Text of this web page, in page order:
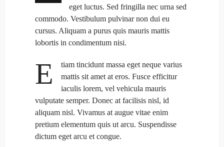
eget luctus. Sed fringilla nec urna sed
commodo. Vestibulum pulvinar non dui eu
cursus. Aliquam a purus quis mauris mattis
lobortis in condimentum nisi.
E
tiam tincidunt massa eget neque varius
mattis sit amet at eros. Fusce efficitur
iaculis lorem, vel vehicula mauris
vulputate semper. Donec at facilisis nisl, id
aliquam nisl. Vivamus at augue vitae enim
pretium elementum quis ut arcu. Suspendisse
dictum eget arcu et congue.